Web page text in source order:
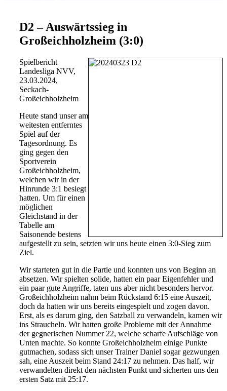
D2 – Auswärtssieg in
Großeichholzheim (3:0)
Spielbericht
Landesliga NVV,
23.03.2024,
Seckach-
Großeichholzheim
Heute stand unser am
weitesten entferntes
Spiel auf der
Tagesordnung. Es
ging gegen den
Sportverein
Großeichholzheim,
welchen wir in der
Hinrunde 3:1 besiegt
hatten. Um für einen
möglichen
Gleichstand in der
Tabelle am
Saisonende bestens
aufgestellt zu sein, setzten wir uns heute einen 3:0-Sieg zum
Ziel.
Wir starteten gut in die Partie und konnten uns von Beginn an
absetzen. Wir spielten solide, hatten ein paar Eigenfehler und
ein paar gute Angriffe, taten uns aber nicht besonders hervor.
Großeichholzheim nahm beim Rückstand 6:15 eine Auszeit,
doch da hatten wir uns bereits eingespielt und zogen davon.
Erst, als es darum ging, den Satzball zu verwandeln, kamen wir
ins Straucheln. Wir hatten große Probleme mit der Annahme
der gegnerischen Nummer 22, welche scharfe Aufschläge von
Unten machte. So konnte Großeichholzheim einige Punkte
gutmachen, sodass sich unser Trainer Daniel sogar gezwungen
sah, eine Auszeit beim Stand 24:17 zu nehmen. Das half, wir
verwandelten direkt den nächsten Punkt und sicherten uns den
ersten Satz mit 25:17.